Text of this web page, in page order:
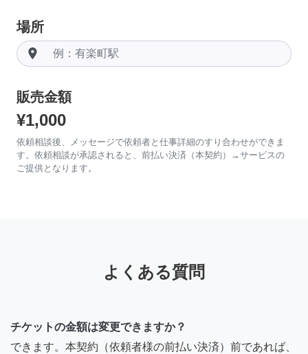
場所
room
販売金額
¥1,000
依頼相談後、メッセージで依頼者と仕事詳細のすり合わせができま
す。依頼相談が承認されると、前払い決済（本契約）→サービスの
ご提供となります。
よくある質問
チケットの金額は変更できますか？
できます。本契約（依頼者様の前払い決済）前であれば、